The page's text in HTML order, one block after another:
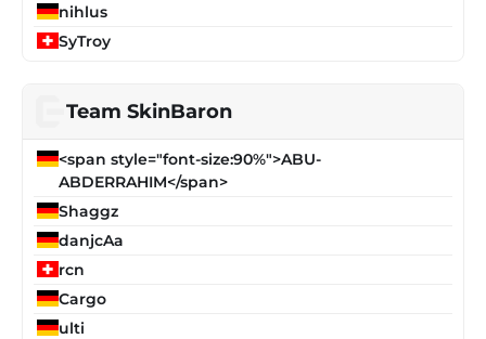
nihlus
SyTroy
Team SkinBaron
<span style="font-size:90%">ABU-
ABDERRAHIM</span>
Shaggz
danjcAa
rcn
Cargo
ulti